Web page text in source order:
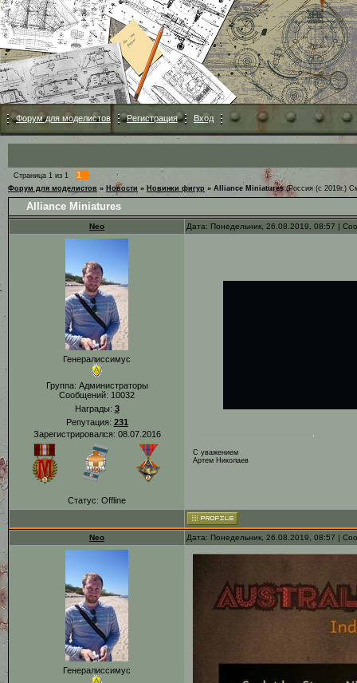
Форум для моделистов Регистрация Вход
Страница 1 из 1 1
Форум для моделистов » Новости » Новинки фигур » Alliance Miniatures (Россия (с 2019г.)
Alliance Miniatures
Neo Дата: Понедельник, 26.08.2019, 08:57 |
Генералиссимус
Группа: Администраторы
Сообщений: 10032
Награды: 3
Репутация: 231
Зарегистрировался: 08.07.2016
Статус: Offline
С уважением
Артем Николаев
Neo Дата: Понедельник, 26.08.2019, 08:57 |
Генералиссимус